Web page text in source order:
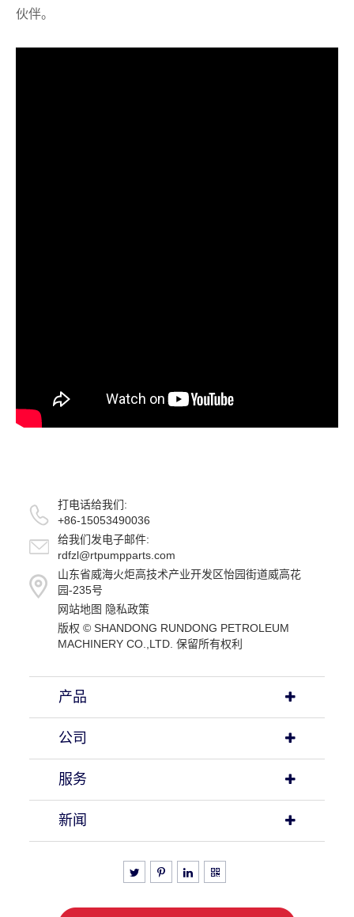
伙伴。
打电话给我们:
+86-15053490036
给我们发电子邮件:
rdfzl@rtpumpparts.com
山东省威海火炬高技术产业开发区怡园街道威高花
园-235号
网站地图 隐私政策
版权 © SHANDONG RUNDONG PETROLEUM
MACHINERY CO.,LTD. 保留所有权利
产品
公司
服务
新闻